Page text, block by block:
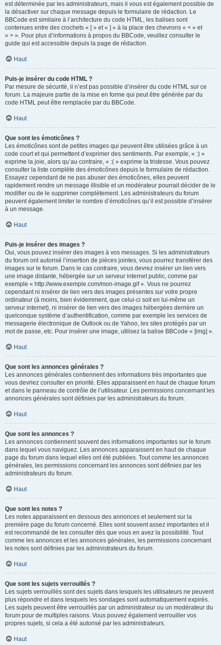
est déterminée par les administrateurs, mais il vous est également possible de
la désactiver sur chaque message depuis le formulaire de rédaction. Le
BBCode est similaire à l’architecture du code HTML, les balises sont
contenues entre des crochets « [ » et « ] » à la place des chevrons « < » et
« > ». Pour plus d’informations à propos du BBCode, veuillez consulter le
guide qui est accessible depuis la page de rédaction.
Haut
Puis-je insérer du code HTML ?
Par mesure de sécurité, il n’est pas possible d’insérer du code HTML sur ce
forum. La majeure partie de la mise en forme qui peut être générée par du
code HTML peut être remplacée par du BBCode.
Haut
Que sont les émoticônes ?
Les émoticônes sont de petites images qui peuvent être utilisées grâce à un
code court et qui permettent d’exprimer des sentiments. Par exemple, « :) »
exprime la joie, alors qu’au contraire, « :( » exprime la tristesse. Vous pouvez
consulter la liste complète des émoticônes depuis le formulaire de rédaction.
Essayez cependant de ne pas abuser des émoticônes, elles peuvent
rapidement rendre un message illisible et un modérateur pourrait décider de le
modifier ou de le supprimer complètement. Les administrateurs du forum
peuvent également limiter le nombre d’émoticônes qu’il est possible d’insérer
à un message.
Haut
Puis-je insérer des images ?
Oui, vous pouvez insérer des images à vos messages. Si les administrateurs
du forum ont autorisé l’insertion de pièces jointes, vous pourrez transférer des
images sur le forum. Dans le cas contraire, vous devrez insérer un lien vers
une image distante, hébergée sur un serveur internet public, comme par
exemple « http://www.exemple.com/mon-image.gif ». Vous ne pourrez
cependant ni insérer de lien vers des images présentes sur votre propre
ordinateur (à moins, bien évidemment, que celui-ci soit en lui-même un
serveur internet), ni insérer de lien vers des images hébergées derrière un
quelconque système d’authentification, comme par exemple les services de
messagerie électronique de Outlook ou de Yahoo, les sites protégés par un
mot de passe, etc. Pour insérer une image, utilisez la balise BBCode « [img] ».
Haut
Que sont les annonces générales ?
Les annonces générales contiennent des informations très importantes que
vous devriez consulter en priorité. Elles apparaissent en haut de chaque forum
et dans le panneau de contrôle de l’utilisateur. Les permissions concernant les
annonces générales sont définies par les administrateurs du forum.
Haut
Que sont les annonces ?
Les annonces contiennent souvent des informations importantes sur le forum
dans lequel vous naviguez. Les annonces apparaissent en haut de chaque
page du forum dans lequel elles ont été publiées. Tout comme les annonces
générales, les permissions concernant les annonces sont définies par les
administrateurs du forum.
Haut
Que sont les notes ?
Les notes apparaissent en dessous des annonces et seulement sur la
première page du forum concerné. Elles sont souvent assez importantes et il
est recommandé de les consulter dès que vous en avez la possibilité. Tout
comme les annonces et les annonces générales, les permissions concernant
les notes sont définies par les administrateurs du forum.
Haut
Que sont les sujets verrouillés ?
Les sujets verrouillés sont des sujets dans lesquels les utilisateurs ne peuvent
plus répondre et dans lesquels les sondages sont automatiquement expirés.
Les sujets peuvent être verrouillés par un administrateur ou un modérateur du
forum pour de multiples raisons. Vous pouvez également verrouiller vos
propres sujets, si cela a été autorisé par les administrateurs.
Haut